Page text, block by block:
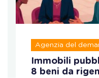
Agenzia del
Immobili
8 beni da